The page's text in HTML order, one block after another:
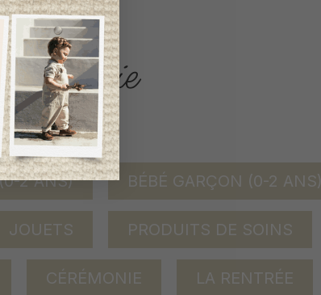
2 ANS) BÉBÉ GARÇON (0-2 ANS)
JOUETS PRODUITS DE SOINS
CÉRÉMONIE LA RENTRÉE